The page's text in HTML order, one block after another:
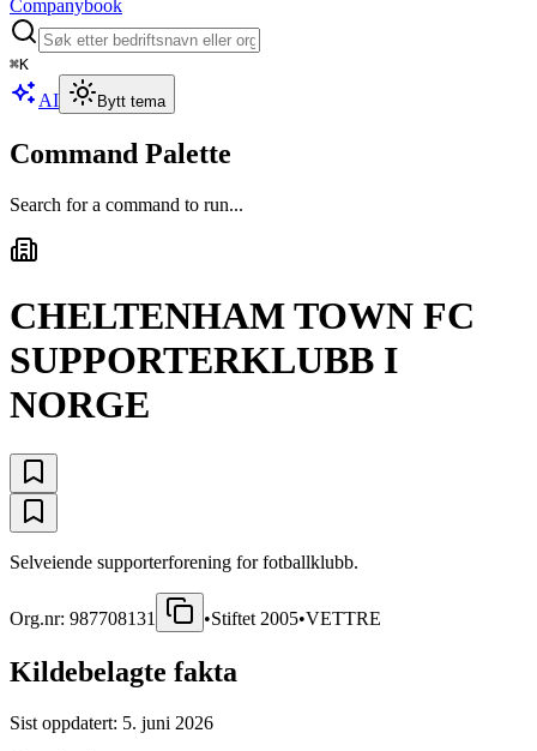
Companybook
⌘K
AI Bytt tema
Command Palette
Search for a command to run...
CHELTENHAM TOWN FC
SUPPORTERKLUBB I
NORGE
Selveiende supporterforening for fotballklubb.
Org.nr: 987708131 •Stiftet 2005•VETTRE
Kildebelagte fakta
Sist oppdatert: 5. juni 2026